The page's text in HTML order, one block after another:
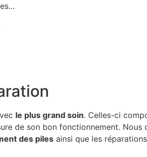
le plus grand soin. Celles-ci
de son bon fonctionnement.
des piles ainsi que les